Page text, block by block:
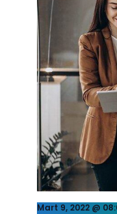
Mart 9, 2022 @